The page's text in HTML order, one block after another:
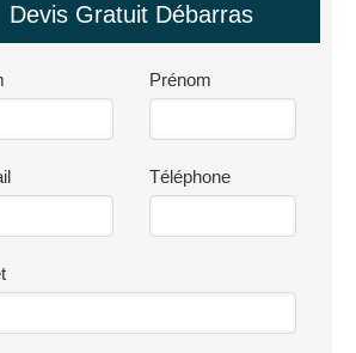
Devis Gratuit Débarras
Prénom
Téléphone